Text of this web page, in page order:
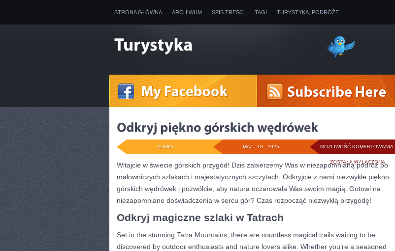
STRONA GŁÓWNA ARCHIWUM SPIS TREŚCI TAGI TURYSTYKA, PODRÓŻE
MOŻLIWOŚĆ KOMENTOWANIA
ZOSTAŁA WYŁĄCZONA
MAJ - 18 - 2025
ADMIN
Witajcie w świecie górskich przygód! Dziś zabierzemy Was w⁤ niezapomnianą podróż po
malowniczych szlakach i majestatycznych szczytach. Odkryjcie z nami niezwykłe piękno
górskich wędrówek ⁣i pozwólcie, aby natura oczarowała Was swoim magią. Gotowi na
niezapomniane doświadczenia w sercu gór? Czas rozpocząć ⁣niezwykłą przygodę!
Odkryj magiczne szlaki ⁢w ​Tatrach
Set in the stunning Tatra Mountains, there ‍are countless magical trails waiting to be
discovered⁤ by outdoor enthusiasts and nature lovers alike. Whether you’re a seasoned